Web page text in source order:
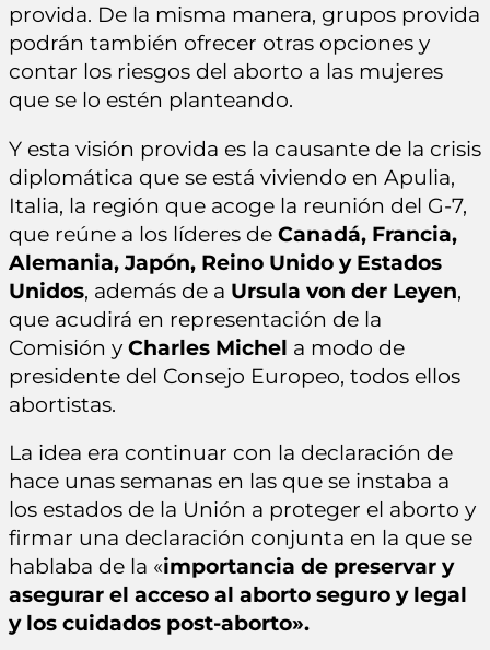
provida. De la misma manera, grupos provida
podrán también ofrecer otras opciones y
contar los riesgos del aborto a las mujeres
que se lo estén planteando.
Y esta visión provida es la causante de la crisis
diplomática que se está viviendo en Apulia,
Italia, la región que acoge la reunión del G-7,
que reúne a los líderes de Canadá, Francia,
Alemania, Japón, Reino Unido y Estados
Unidos, además de a Ursula von der Leyen,
que acudirá en representación de la
Comisión y Charles Michel a modo de
presidente del Consejo Europeo, todos ellos
abortistas.
La idea era continuar con la declaración de
hace unas semanas en las que se instaba a
los estados de la Unión a proteger el aborto y
firmar una declaración conjunta en la que se
hablaba de la «importancia de preservar y
asegurar el acceso al aborto seguro y legal
y los cuidados post-aborto».